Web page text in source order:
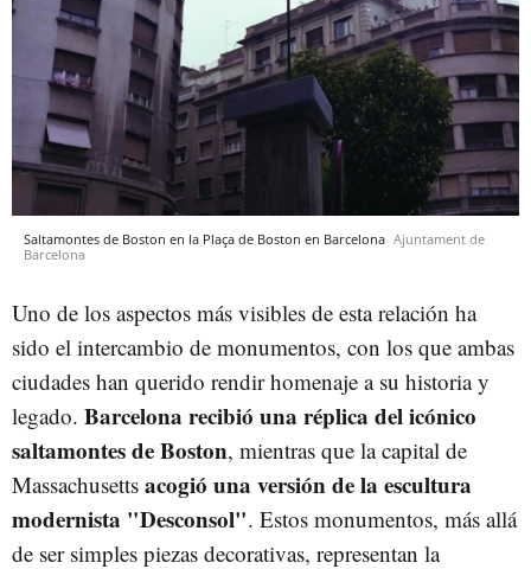
Saltamontes de Boston en la Plaça de Boston en Barcelona Ajuntament de
Barcelona
Uno de los aspectos más visibles de esta relación ha
sido el intercambio de monumentos, con los que ambas
ciudades han querido rendir homenaje a su historia y
legado. Barcelona recibió una réplica del icónico
saltamontes de Boston, mientras que la capital de
Massachusetts acogió una versión de la escultura
modernista "Desconsol". Estos monumentos, más allá
de ser simples piezas decorativas, representan la